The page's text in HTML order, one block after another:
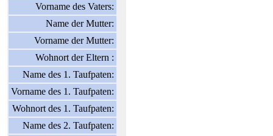
Vorname des Vaters:
Name der Mutter:
Vorname der Mutter:
Wohnort der Eltern :
Name des 1. Taufpaten:
Vorname des 1. Taufpaten:
Wohnort des 1. Taufpaten:
Name des 2. Taufpaten: